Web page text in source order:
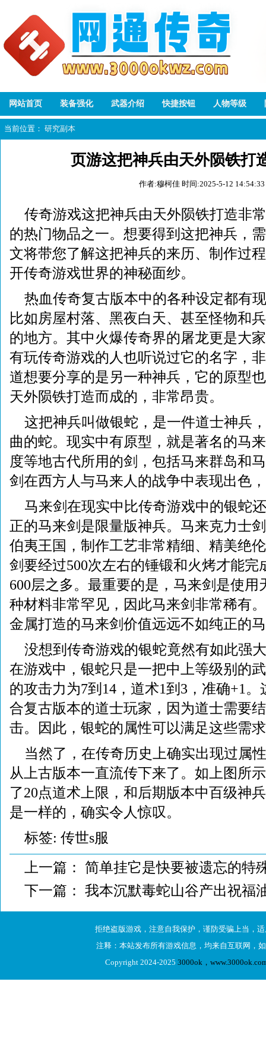
网站首页 装备强化 武器介绍 快捷按钮 人物等级
当前位置： 研究副本
页游这把神兵由天外陨铁打
作者:穆柯佳 时间:2025-5-12 14:54:33
传奇游戏这把神兵由天外陨铁打造非
的热门物品之一。想要得到这把神兵，
文将带您了解这把神兵的来历、制作过
开传奇游戏世界的神秘面纱。
热血传奇复古版本中的各种设定都有
比如房屋村落、黑夜白天、甚至怪物和
的地方。其中火爆传奇界的屠龙更是大
有玩传奇游戏的人也听说过它的名字，
道想要分享的是另一种神兵，它的原型
天外陨铁打造而成的，非常昂贵。
这把神兵叫做银蛇，是一件道士神兵
曲的蛇。现实中有原型，就是著名的马
度等地古代所用的剑，包括马来群岛和
剑在西方人与马来人的战争中表现出色
马来剑在现实中比传奇游戏中的银蛇
正的马来剑是限量版神兵。马来克力士
伯夷王国，制作工艺非常精细、精美绝
剑要经过500次左右的锤锻和火烤才能完
600层之多。最重要的是，马来剑是使用
种材料非常罕见，因此马来剑非常稀有
金属打造的马来剑价值远远不如纯正的
没想到传奇游戏的银蛇竟然有如此强
在游戏中，银蛇只是一把中上等级别的
的攻击力为7到14，道术1到3，准确+1
合复古版本的道士玩家，因为道士需要
击。因此，银蛇的属性可以满足这些需
当然了，在传奇历史上确实出现过属
从上古版本一直流传下来了。如上图所
了20点道术上限，和后期版本中百级神
是一样的，确实令人惊叹。
标签: 传世s服
上一篇： 简单挂它是快要被遗忘的特
下一篇： 我本沉默毒蛇山谷产出祝福
拒绝盗版游戏，注意自我保护，谨防受骗上当，
注释：本站发布所有游戏信息，均来自互联网，
Copyright 2024-2025 3000ok，